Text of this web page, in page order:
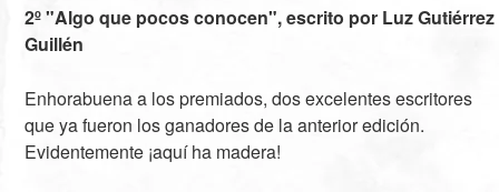
2º "Algo que pocos conocen", escrito por Luz Gutiérrez
Guillén
Enhorabuena a los premiados, dos excelentes escritores
que ya fueron los ganadores de la anterior edición.
Evidentemente ¡aquí ha madera!